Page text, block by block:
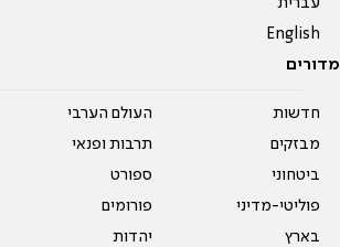
עברית
English
מדורים
חדשות
מבזקים
ביטחוני
פוליטי-מדיני
בארץ
העולם הערבי
תרבות ופנאי
ספורט
פורומים
יהדות